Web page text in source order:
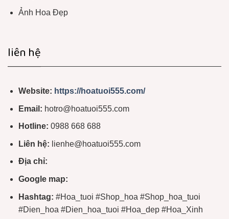
Ảnh Hoa Đẹp
liên hệ
Website: https://hoatuoi555.com/
Email: hotro@hoatuoi555.com
Hotline: 0988 668 688
Liên hệ: lienhe@hoatuoi555.com
Địa chỉ:
Google map:
Hashtag: #Hoa_tuoi #Shop_hoa #Shop_hoa_tuoi
#Dien_hoa #Dien_hoa_tuoi #Hoa_dep #Hoa_Xinh